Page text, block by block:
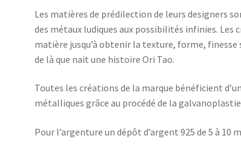
Les matières de prédilection de leurs designers
des métaux ludiques aux possibilités infinies. Les
matière jusqu’à obtenir la texture, forme, finesse
de là que nait une histoire Ori Tao.
Toutes les créations de la marque bénéficient
métalliques grâce au procédé de la
Pour l’argenture un dépôt d’argent 925 de 5 à 10